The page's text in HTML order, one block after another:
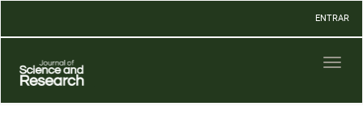
Contenido
Barra
lateral
ENTRAR